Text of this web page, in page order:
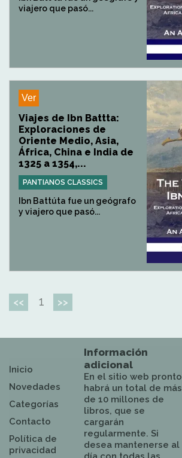
viajero que pasó...
Ver
Viajes de Ibn Battta:
Exploraciones de
Oriente Medio, Asia,
África, China e India de
1325 a 1354,...
PANTIANOS CLASSICS
Ibn Battúta fue un geógrafo
y viajero que pasó...
<< 1 >>
Inicio
Novedades
Categorías
Contacto
Política de
privacidad
Información
adicional
En el sitio web pronto
habrá un total de más
de 10 millones de
libros, que se
cargarán
regularmente. Si
desea mantenerse al